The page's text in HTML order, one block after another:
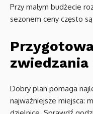
Przy małym budżecie
sezonem ceny często
Dobry plan pomaga
najważniejsze miejsca: